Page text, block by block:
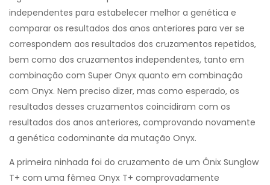
independentes para estabelecer melhor a genética e
comparar os resultados dos anos anteriores para ver se
correspondem aos resultados dos cruzamentos repetidos,
bem como dos cruzamentos independentes, tanto em
combinação com Super Onyx quanto em combinação
com Onyx. Nem preciso dizer, mas como esperado, os
resultados desses cruzamentos coincidiram com os
resultados dos anos anteriores, comprovando novamente
a genética codominante da mutação Onyx.
A primeira ninhada foi do cruzamento de um Ônix Sunglow
T+ com uma fêmea Onyx T+ comprovadamente